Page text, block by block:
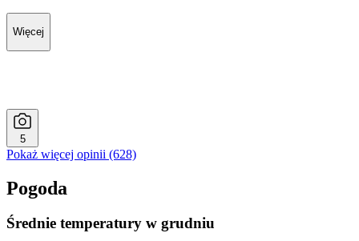
Więcej
5
Pokaż więcej opinii (628)
Pogoda
Średnie temperatury w grudniu